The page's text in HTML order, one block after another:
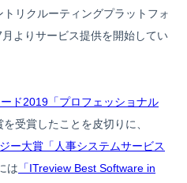
リクルーティングプラットフォ
よりサービス提供を開始してい
ド2019「プロフェッショナル
受賞したことを皮切りに、
ー大賞「人事システムサービス
は 「ITreview Best Software in